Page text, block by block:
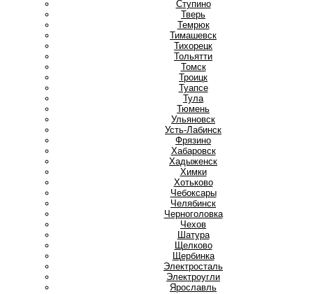
Ступино
Тверь
Темрюк
Тимашевск
Тихорецк
Тольятти
Томск
Троицк
Туапсе
Тула
Тюмень
Ульяновск
Усть-Лабинск
Фрязино
Хабаровск
Хадыженск
Химки
Хотьково
Чебоксары
Челябинск
Черноголовка
Чехов
Шатура
Щелково
Щербинка
Электросталь
Электроугли
Ярославль